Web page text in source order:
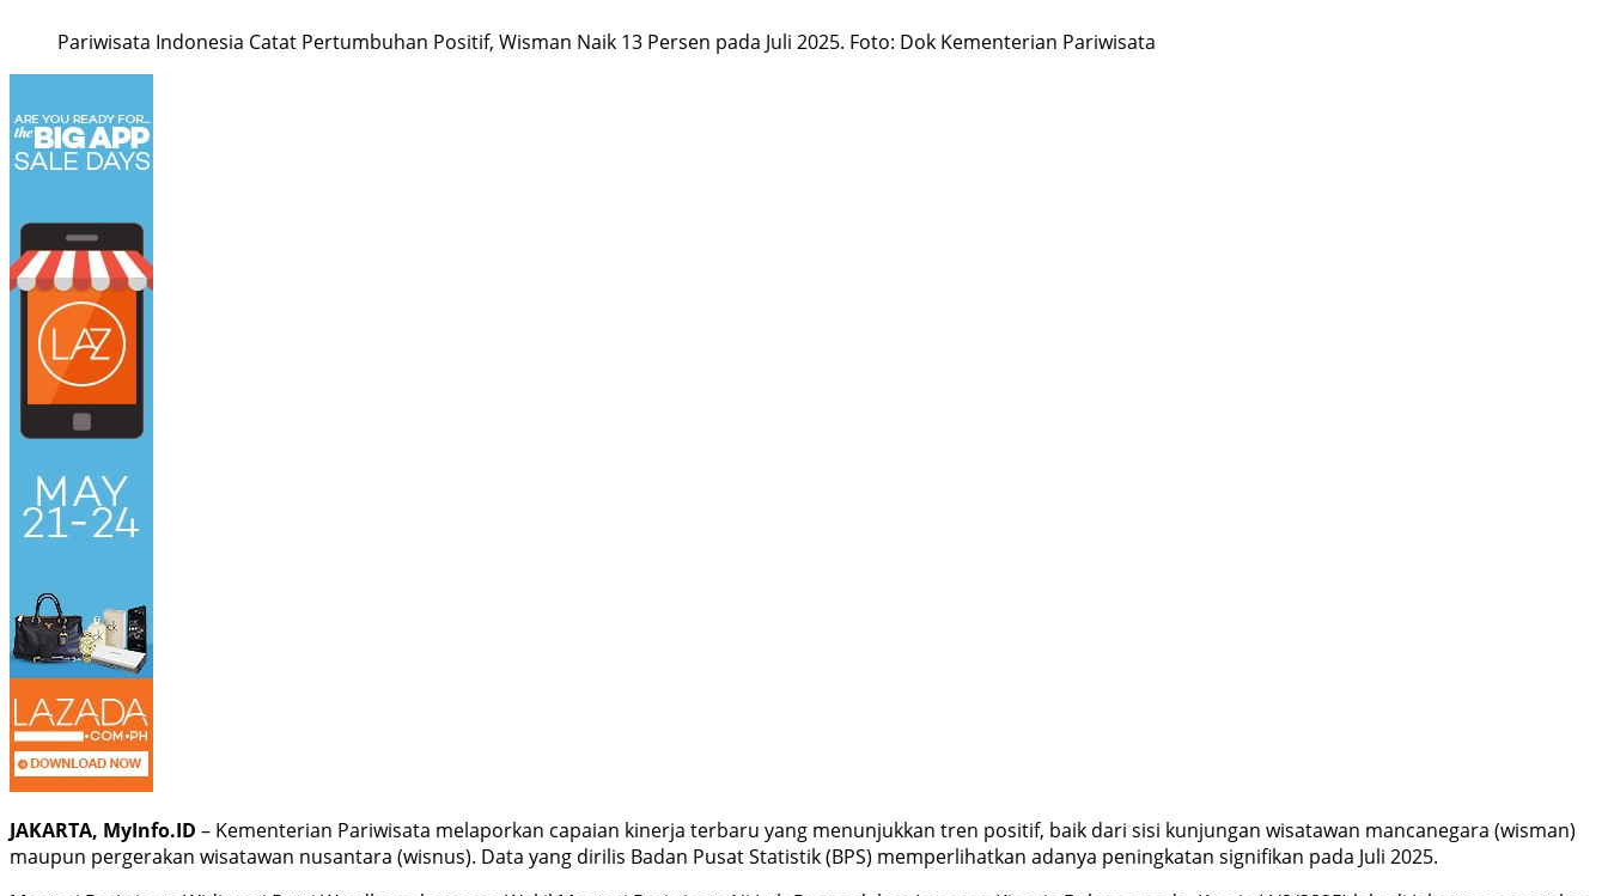
Pariwisata Indonesia Catat Pertumbuhan Positif, Wisman Naik 13 Persen pada Juli 2025. Foto: Dok Kementerian Pariwisata
JAKARTA, MyInfo.ID – Kementerian Pariwisata melaporkan capaian kinerja terbaru yang menunjukkan tren positif, baik dari sisi kunjungan wisatawan mancanegara (wisman)
maupun pergerakan wisatawan nusantara (wisnus). Data yang dirilis Badan Pusat Statistik (BPS) memperlihatkan adanya peningkatan signifikan pada Juli 2025.